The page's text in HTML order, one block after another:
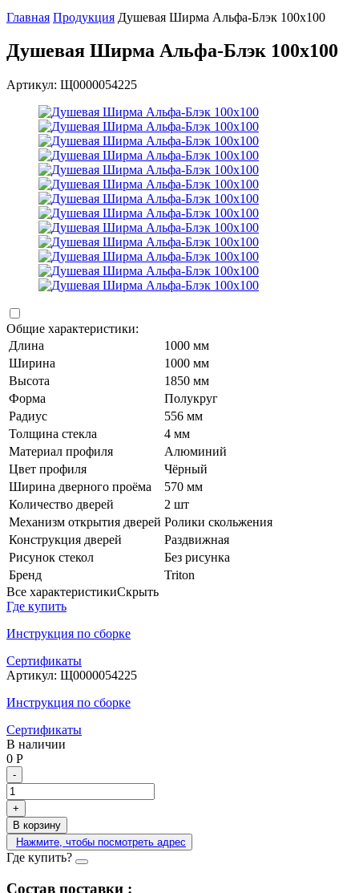
Главная Продукция Душевая Ширма Альфа-Блэк 100х100
Душевая Ширма Альфа-Блэк 100х100
Артикул: Щ0000054225
Общие характеристики:
Длина
1000 мм
Ширина
1000 мм
Высота
1850 мм
Форма
Полукруг
Радиус
556 мм
Толщина стекла
4 мм
Материал профиля
Алюминий
Цвет профиля
Чёрный
Ширина дверного проёма
570 мм
Количество дверей
2 шт
Механизм открытия дверей Ролики скольжения
Конструкция дверей
Раздвижная
Рисунок стекол
Без рисунка
Бренд
Triton
Все характеристикиСкрыть
Где купить
Инструкция по сборке
Сертификаты
Артикул: Щ0000054225
Инструкция по сборке
Сертификаты
В наличии
0 Р
-
+
В корзину
Нажмите, чтобы посмотреть адрес
Где купить?
Состав поставки :